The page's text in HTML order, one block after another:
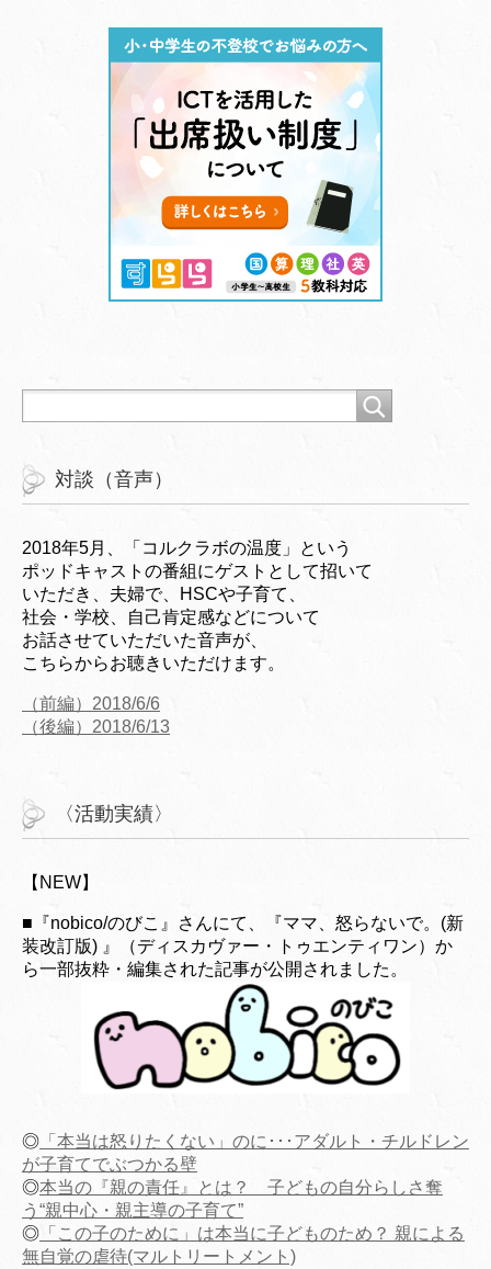
対談（音声）
2018年5月、「コルクラボの温度」という
ポッドキャストの番組にゲストとして招いて
いただき、夫婦で、HSCや子育て、
社会・学校、自己肯定感などについて
お話させていただいた音声が、
こちらからお聴きいただけます。
（前編）2018/6/6
（後編）2018/6/13
〈活動実績〉
【NEW】
■『nobico/のびこ』さんにて、『ママ、怒らないで。(新
装改訂版) 』（ディスカヴァー・トゥエンティワン）か
ら一部抜粋・編集された記事が公開されました。
◎ 「本当は怒りたくない」のに･･･アダルト・チルドレン
が子育てでぶつかる壁
◎本当の『親の責任』とは？ 子どもの自分らしさ奪
う“親中心・親主導の子育て”
◎ 「この子のために」は本当に子どものため？ 親による
無自覚の虐待(マルトリートメント)